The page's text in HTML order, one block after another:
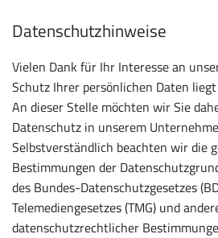
Datenschutzhinweise
Vielen Dank für Ihr Interesse an
Schutz Ihrer persönlichen Daten
An dieser Stelle möchten wir Sie
Datenschutz in unserem
Selbstverständlich beachten wir die
Bestimmungen der
des Bundes-Datenschutzgesetzes
Telemediengesetzes (TMG) und
datenschutzrechtlicher